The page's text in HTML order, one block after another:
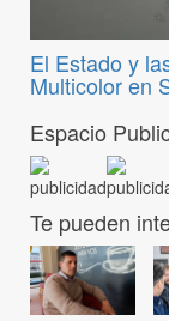
El Estado y
Multicolor en
Espacio
Te pueden